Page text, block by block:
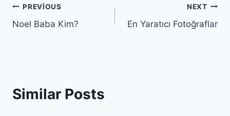
Yazı
gezinmesi
PREVIOUS
Noel Baba Kim?
NEXT
En Yaratıcı Fotoğraflar
Similar Posts